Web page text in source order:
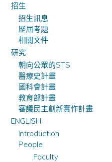
招生
招生訊息
歷屆考題
相關文件
研究
朝向公眾的STS
醫療史計畫
國科會計畫
教育部計畫
審議民主創新實作計畫
ENGLISH
Introduction
People
Faculty